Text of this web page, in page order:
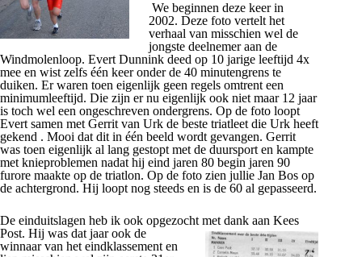
We beginnen deze keer in
2002. Deze foto vertelt het
verhaal van misschien wel de
jongste deelnemer aan de
Windmolenloop. Evert Dunnink deed op 10 jarige leeftijd 4x
mee en wist zelfs één keer onder de 40 minutengrens te
duiken. Er waren toen eigenlijk geen regels omtrent een
minimumleeftijd. Die zijn er nu eigenlijk ook niet maar 12 jaar
is toch wel een ongeschreven ondergrens. Op de foto loopt
Evert samen met Gerrit van Urk de beste triatleet die Urk heeft
gekend . Mooi dat dit in één beeld wordt gevangen. Gerrit
was toen eigenlijk al lang gestopt met de duursport en kampte
met knieproblemen nadat hij eind jaren 80 begin jaren 90
furore maakte op de triatlon. Op de foto zien jullie Jan Bos op
de achtergrond. Hij loopt nog steeds en is de 60 al gepasseerd.
De einduitslagen heb ik ook opgezocht met dank aan Kees
Post. Hij was dat jaar ook de
winnaar van het eindklassement en